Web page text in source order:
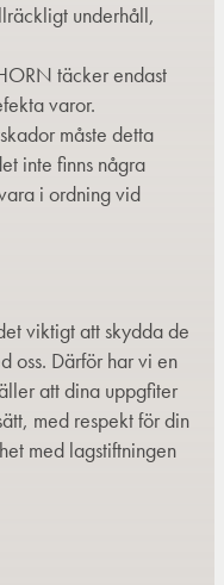
underhåll,
täcker endast
varor.
måste detta
inte finns några
i ordning vid
viktigt att skydda de
oss. Därför har vi en
att dina uppgfiter
med respekt för din
med lagstiftningen